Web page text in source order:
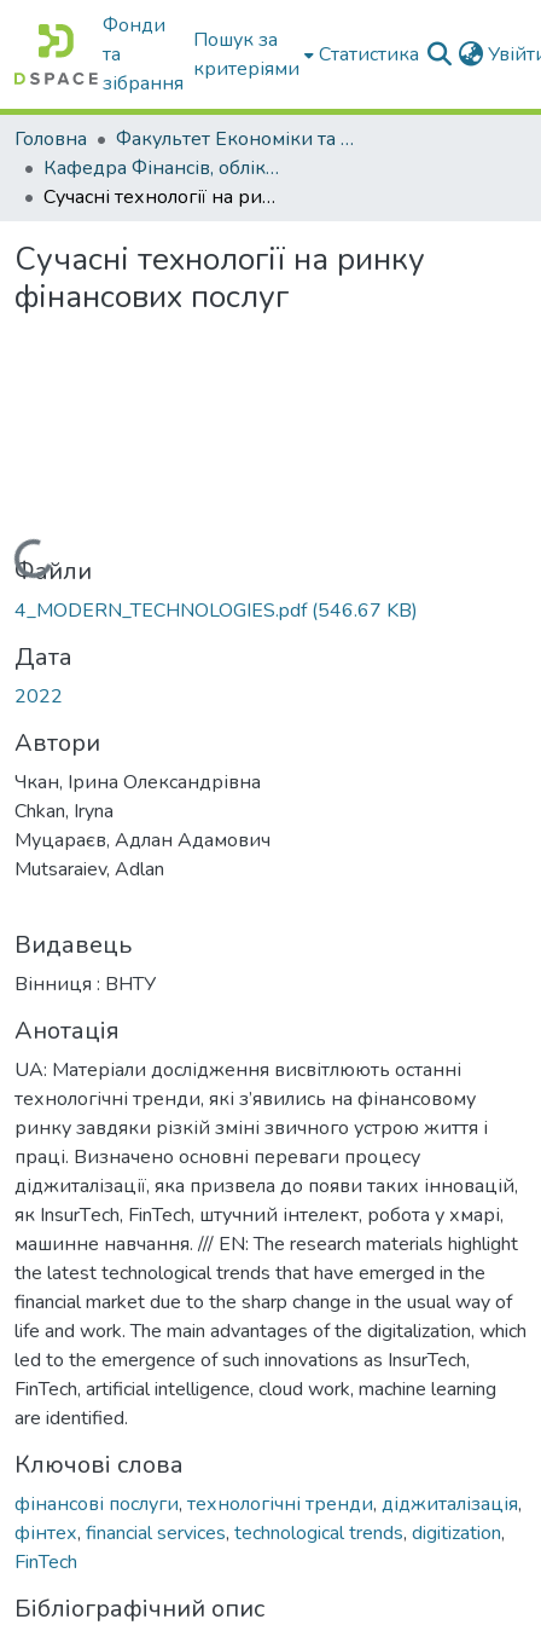
Фонди
та
зібрання
Пошук за
критеріями
Статистика
Головна
Факультет Економіки та бізнесу
Кафедра Фінансів, обліку і оподаткування
Сучасні технології на ринку фінансових послуг
Сучасні технології на ринку
фінансових послуг
Вантажиться...
Файли
4_MODERN_TECHNOLOGIES.pdf(546.67 KB)
Дата
2022
Автори
Чкан, Ірина Олександрівна
Chkan, Iryna
Муцараєв, Адлан Адамович
Mutsaraiev, Adlan
Видавець
Вінниця : ВНТУ
Анотація
UA: Матеріали дослідження висвітлюють останні
технологічні тренди, які з’явились на фінансовому
ринку завдяки різкій зміні звичного устрою життя і
праці. Визначено основні переваги процесу
діджиталізації, яка призвела до появи таких інновацій,
як InsurТech, FinTech, штучний інтелект, робота у хмарі,
машинне навчання. /// EN: The research materials highlight
the latest technological trends that have emerged in the
financial market due to the sharp change in the usual way of
life and work. The main advantages of the digitalization, which
led to the emergence of such innovations as InsurTech,
FinTech, artificial intelligence, cloud work, machine learning
are identified.
Ключові слова
фінансові послуги, технологічні тренди, діджиталізація,
фінтех, financial services, technological trends, digitization,
FinTech
Бібліографічний опис